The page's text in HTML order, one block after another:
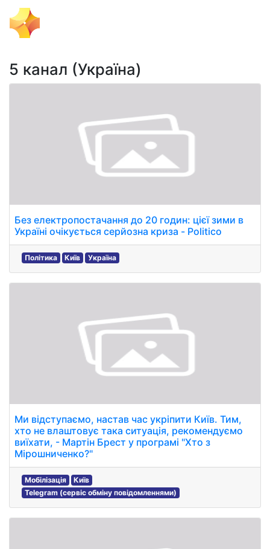
5 канал (Україна)
Без електропостачання до 20 годин: цієї зими в
Україні очікується серйозна криза - Politico
Політика Київ Україна
Ми відступаємо, настав час укріпити Київ. Тим,
хто не влаштовує така ситуація, рекомендуємо
виїхати, - Мартін Брест у програмі "Хто з
Мірошниченко?"
Мобілізація
Київ
Telegram (сервіс обміну повідомленнями)